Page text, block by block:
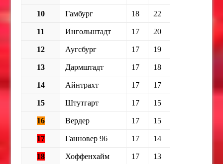
10 Гамбург 18 22
11 Ингольштадт 17 20
12 Аугсбург 17 19
13 Дармштадт 17 18
14 Айнтрахт 17 17
15 Штутгарт 17 15
16 Вердер 17 15
17 Ганновер 96 17 14
18 Хоффенхайм 17 13